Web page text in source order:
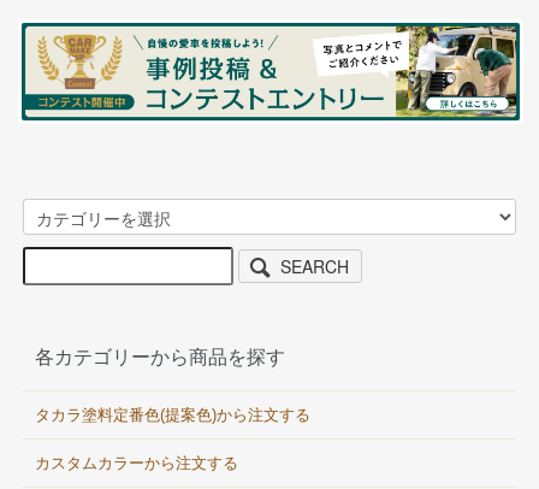
SEARCH
各カテゴリーから商品を探す
タカラ塗料定番色(提案色)から注文する
カスタムカラーから注文する